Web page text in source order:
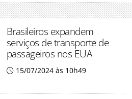
Brasileiros expandem
serviços de transporte de
passageiros nos EUA
15/07/2024 às 10h49